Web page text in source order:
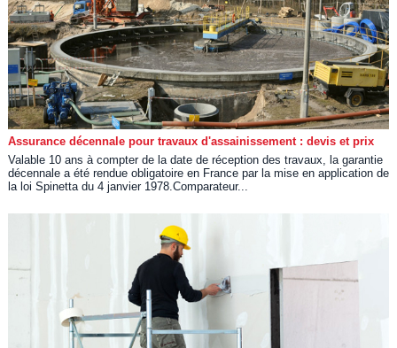
Assurance décennale pour travaux d'assainissement : devis et prix
Valable 10 ans à compter de la date de réception des travaux, la garantie
décennale a été rendue obligatoire en France par la mise en application de
la loi Spinetta du 4 janvier 1978.Comparateur...